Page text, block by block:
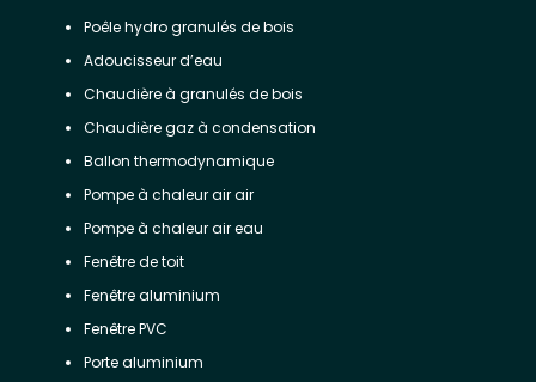
Poêle hydro granulés de bois
Adoucisseur d’eau
Chaudière à granulés de bois
Chaudière gaz à condensation
Ballon thermodynamique
Pompe à chaleur air air
Pompe à chaleur air eau
Fenêtre de toit
Fenêtre aluminium
Fenêtre PVC
Porte aluminium